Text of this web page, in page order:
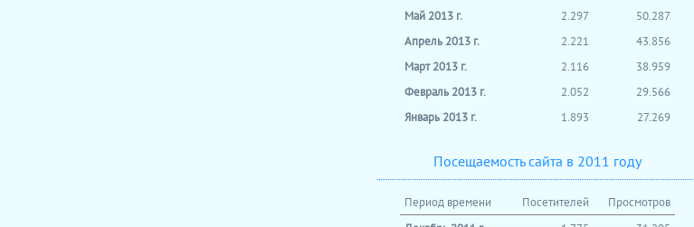
Май 2013 г.
2.297
50.287
Апрель 2013 г.
2.221
43.856
Март 2013 г.
2.116
38.959
Февраль 2013 г.
2.052
29.566
Январь 2013 г.
1.893 27.269
Посещаемость сайта в 2011 году
Период времени Посетителей
Просмотров